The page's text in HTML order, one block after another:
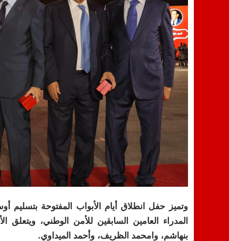
وتميز حفل انطلاق أيام الأبواب المفتوحة
المدراء العامين السابقين للأمن الوطني،
بنهاشم، وامحمد الظريف، وأحمد الميداوي.